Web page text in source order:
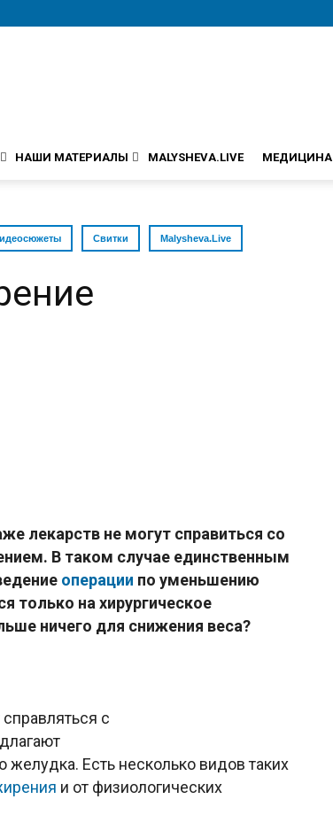
НАШИ МАТЕРИАЛЫ MALYSHEVA.LIVE МЕДИЦИНА
Свитки Malysheva.Live
лекарств не могут справиться со
В таком случае единственным
операции по уменьшению
только на хирургическое
ничего для снижения веса?
с
Есть несколько видов таких
и от физиологических